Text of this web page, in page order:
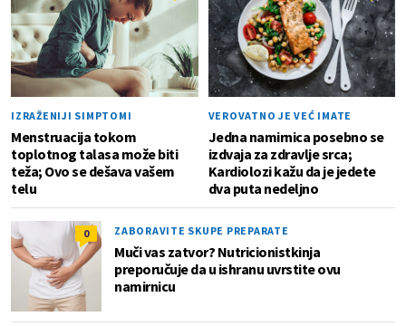
IZRAŽENIJI SIMPTOMI
Menstruacija tokom
toplotnog talasa može biti
teža; Ovo se dešava vašem
telu
VEROVATNO JE VEĆ IMATE
Jedna namirnica posebno se
izdvaja za zdravlje srca;
Kardiolozi kažu da je jedete
dva puta nedeljno
0 ZABORAVITE SKUPE PREPARATE
Muči vas zatvor? Nutricionistkinja
preporučuje da u ishranu uvrstite ovu
namirnicu